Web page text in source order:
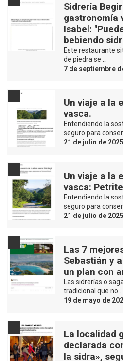
Sidrería
gastronomía
Isabel:
bebiendo
Este restaurante
de piedra se …
7 de septiembre
Un viaje a la
vasca.
Entendiendo la
seguro para
21 de julio de 2025
Un viaje a la
vasca:
Entendiendo la
seguro para
21 de julio de 2025
Las 7
Sebastián y
un plan con
Las sidrerías o
tradicional que no …
19 de mayo de
La localidad
declarada
la sidra»,